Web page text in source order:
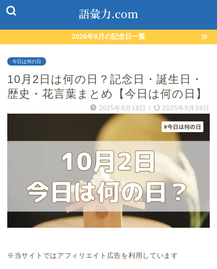
2026年8月の記念日一覧
今日は何の日
10月2日は何の日？記念日・誕生日・
歴史・花言葉まとめ【今日は何の日】
2025年9月18日 / 2025年9月24日
※当サイトではアフィリエイト広告を利用しています